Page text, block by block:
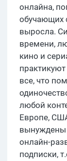
онлайна,
обучающих
выросла.
времени,
кино и
все, что
любой
Европе,
вынуждены
онлайн-
подписки,